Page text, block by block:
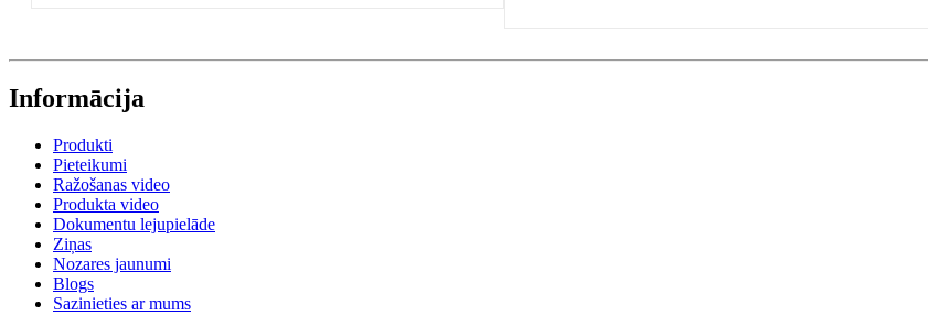
Informācija
Produkti
Pieteikumi
Ražošanas video
Produkta video
Dokumentu lejupielāde
Ziņas
Nozares jaunumi
Blogs
Sazinieties ar mums